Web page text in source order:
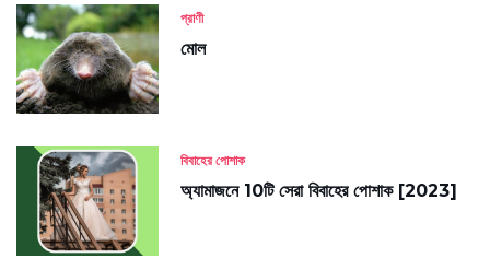
প্রাণী
মোল
বিবাহের পোশাক
অ্যামাজনে 10টি সেরা বিবাহের পোশাক [2023]